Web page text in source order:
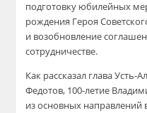
подготовку юбилейных
рождения Героя
и возобновление
сотрудничестве.
Как рассказал главаУсть-
Федотов, 100-летие
из основных направлений